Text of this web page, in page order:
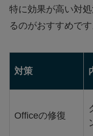
特に効果が高い対
るのがおすすめです
対策
Officeの修復